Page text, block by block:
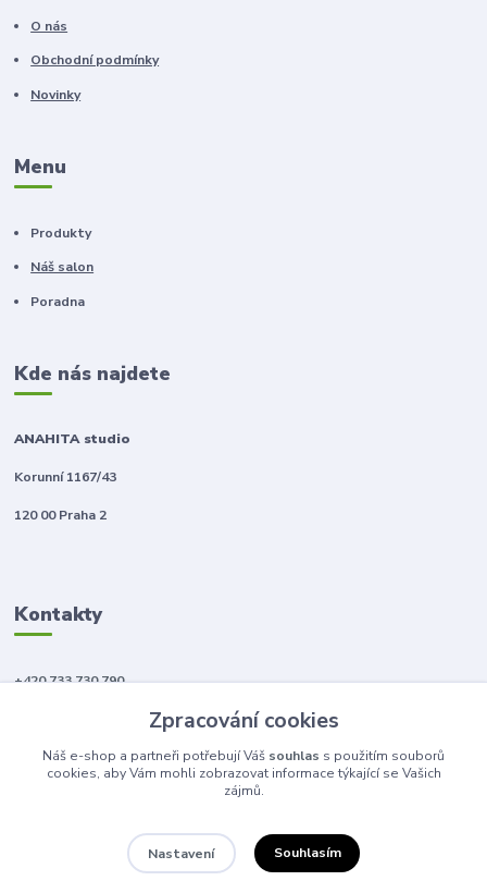
O nás
Obchodní podmínky
Novinky
Menu
Produkty
Náš salon
Poradna
Kde nás najdete
ANAHITA studio
Korunní 1167/43
120 00 Praha 2
Kontakty
+420 733 730 790
Zpracování cookies
Náš e-shop a partneři potřebují Váš souhlas s použitím souborů
cookies, aby Vám mohli zobrazovat informace týkající se Vašich
zájmů.
Nastavení Souhlasím